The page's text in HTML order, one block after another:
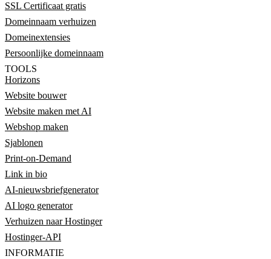
SSL Certificaat gratis
Domeinnaam verhuizen
Domeinextensies
Persoonlijke domeinnaam
TOOLS
Horizons
Website bouwer
Website maken met AI
Webshop maken
Sjablonen
Print-on-Demand
Link in bio
AI-nieuwsbriefgenerator
AI logo generator
Verhuizen naar Hostinger
Hostinger-API
INFORMATIE